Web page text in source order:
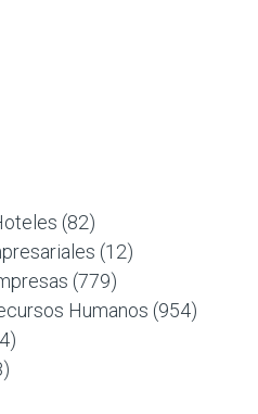
(82)
(12)
(779)
Humanos (954)